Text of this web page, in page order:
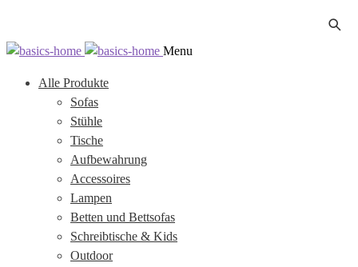
Zur
springen
Zum
springen
Menu
Alle Produkte
Sofas
Stühle
Tische
Aufbewahrung
Accessoires
Lampen
Betten und Bettsofas
Schreibtische & Kids
Outdoor